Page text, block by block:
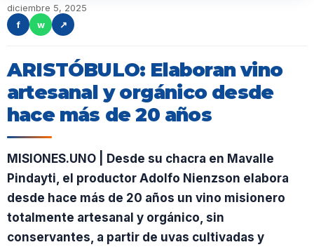
diciembre 5, 2025
f
w ↗
ARISTÓBULO: Elaboran vino
artesanal y orgánico desde
hace más de 20 años
MISIONES.UNO | Desde su chacra en Mavalle
Pindayti, el productor Adolfo Nienzson elabora
desde hace más de 20 años un vino misionero
totalmente artesanal y orgánico, sin
conservantes, a partir de uvas cultivadas y